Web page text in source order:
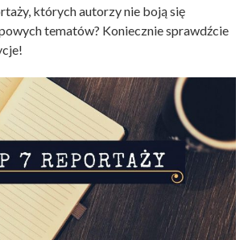
których autorzy nie boją się
tematów? Koniecznie sprawdźcie